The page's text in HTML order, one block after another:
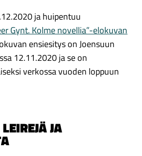
ja huipentuu
Gynt. Kolme novellia”-elokuvan
ensiesitys on Joensuun
12.11.2020 ja se on
verkossa vuoden loppuun
JA